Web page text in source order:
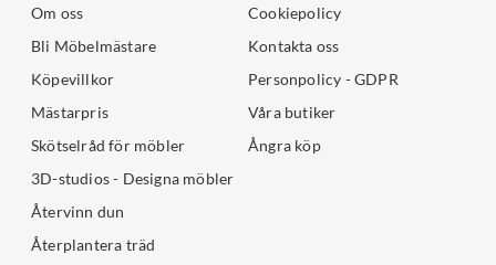
Om oss
Bli Möbelmästare
Köpevillkor
Mästarpris
Skötselråd för möbler
3D-studios - Designa möbler
Återvinn dun
Återplantera träd
Cookiepolicy
Kontakta oss
Personpolicy - GDPR
Våra butiker
Ångra köp